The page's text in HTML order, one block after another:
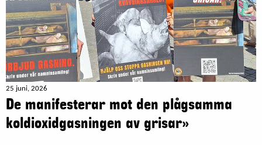
25 juni, 2026
De manifesterar mot den plågsamma
koldioxidgasningen av grisar»